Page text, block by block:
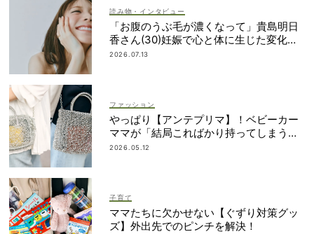
読み物・インタビュー
「お腹のうぶ毛が濃くなって」貴島明日
香さん(30)妊娠で心と体に生じた変化も
「愛しいです」
2026.07.13
ファッション
やっぱり【アンテプリマ】！ベビーカー
ママが「結局こればかり持ってしまう」
納得の理由
2026.05.12
子育て
ママたちに欠かせない【ぐずり対策グッ
ズ】外出先でのピンチを解決！